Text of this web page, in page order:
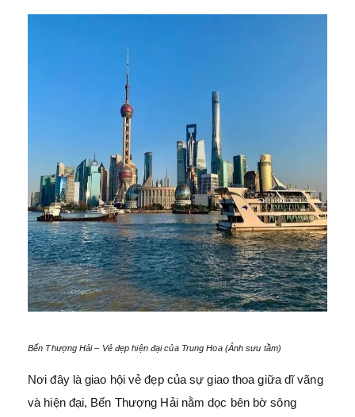
Bến Thượng Hải – Vẻ đẹp hiện đại của Trung Hoa (Ảnh sưu tầm)
Nơi đây là giao hội vẻ đẹp của sự giao thoa giữa dĩ vãng
và hiện đại, Bến Thượng Hải nằm dọc bên bờ sông